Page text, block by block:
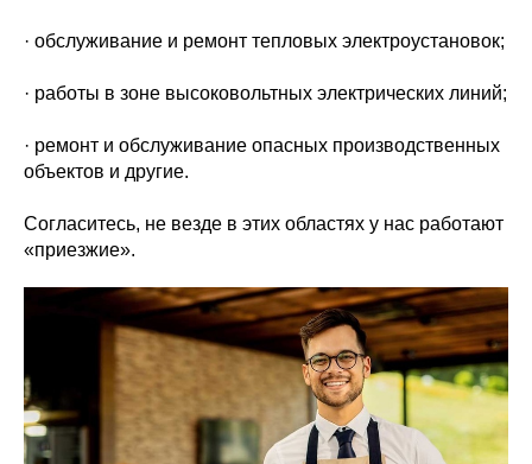
· обслуживание и ремонт тепловых электроустановок;
· работы в зоне высоковольтных электрических линий;
· ремонт и обслуживание опасных производственных
объектов и другие.
Согласитесь, не везде в этих областях у нас работают
«приезжие».